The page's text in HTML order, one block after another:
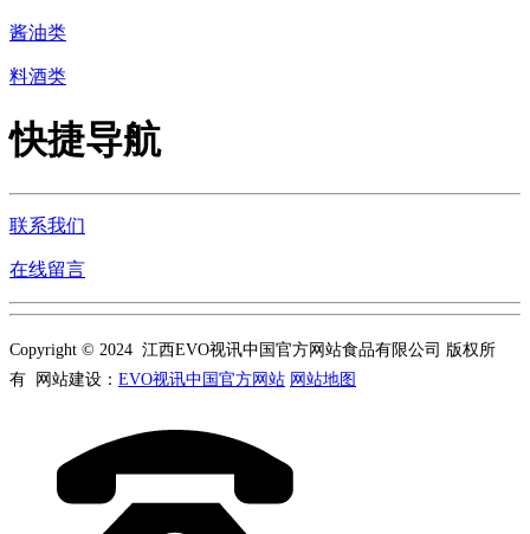
酱油类
料酒类
快捷导航
联系我们
在线留言
Copyright © 2024 江西EVO视讯中国官方网站食品有限公司 版权所
有 网站建设： EVO视讯中国官方网站 网站地图